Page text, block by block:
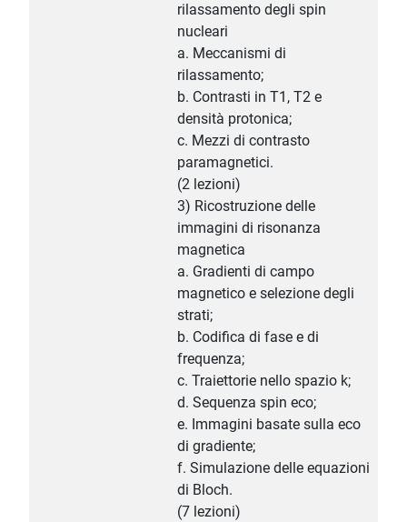
rilassamento degli spin
nucleari
a. Meccanismi di
rilassamento;
b. Contrasti in T1, T2 e
densità protonica;
c. Mezzi di contrasto
paramagnetici.
(2 lezioni)
3) Ricostruzione delle
immagini di risonanza
magnetica
a. Gradienti di campo
magnetico e selezione degli
strati;
b. Codifica di fase e di
frequenza;
c. Traiettorie nello spazio k;
d. Sequenza spin eco;
e. Immagini basate sulla eco
di gradiente;
f. Simulazione delle equazioni
di Bloch.
(7 lezioni)